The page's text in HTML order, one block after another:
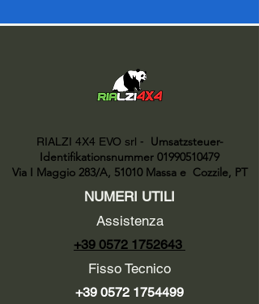
RIALZI 4X4 EVO srl -
Umsatzsteuer-
Identifikationsnummer 01990510479
Via I Maggio 283/A, 51010 Massa e Cozzile, PT
NUMERI UTILI
Assistenza
+39 0572 1752643
Fisso Tecnico
+39 0572 1754499